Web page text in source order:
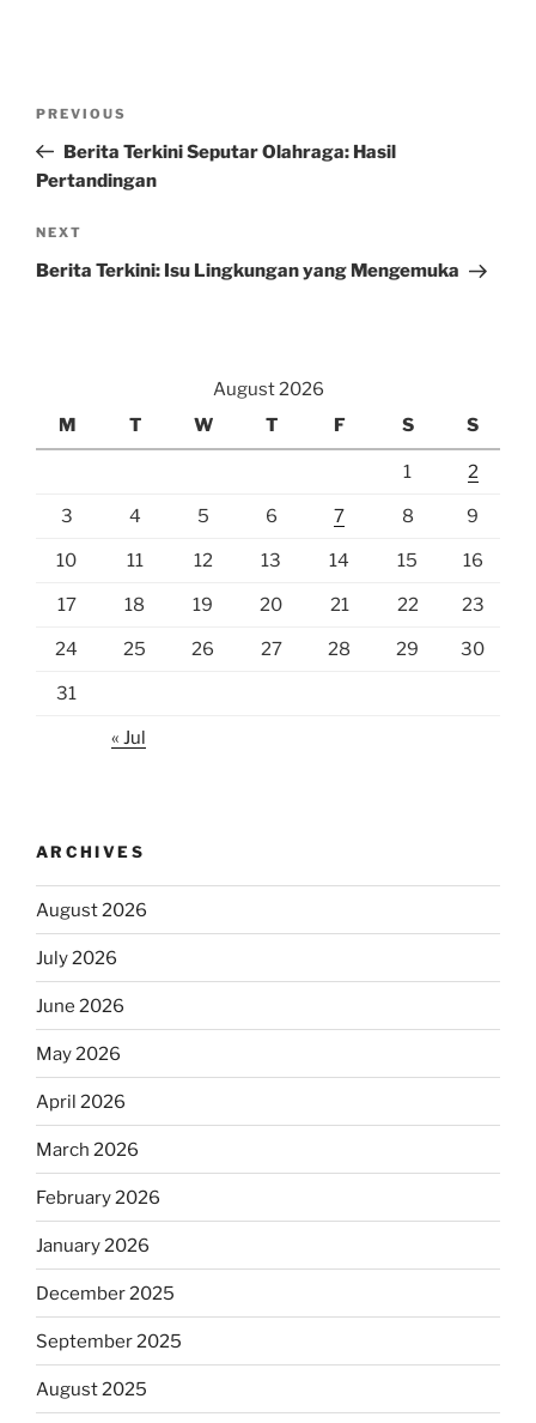
Previous
Post
PREVIOUS
Berita Terkini Seputar Olahraga: Hasil
Pertandingan
Next
Post
NEXT
Berita Terkini: Isu Lingkungan yang Mengemuka
August 2026
M
T W T F S S
1 2
3 4 5 6 7 8 9
10 11 12 13 14 15 16
17 18 19 20 21 22 23
24 25 26 27 28 29 30
31
« Jul
ARCHIVES
August 2026
July 2026
June 2026
May 2026
April 2026
March 2026
February 2026
January 2026
December 2025
September 2025
August 2025